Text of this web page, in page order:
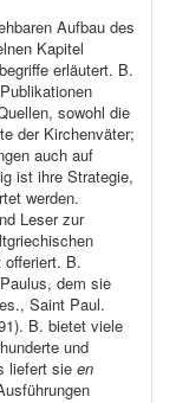
Aufbau des
Kapitel
erläutert. B.
sowohl die
der Kirchenväter;
auch auf
ist ihre Strategie,
werden.
Leser zur
B.
dem sie
Saint Paul.
B. bietet viele
und
liefert sie en